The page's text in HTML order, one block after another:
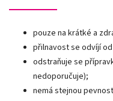
pouze na krátké a
přilnavost se odvíjí
odstraňuje se
nedoporučuje);
nemá stejnou